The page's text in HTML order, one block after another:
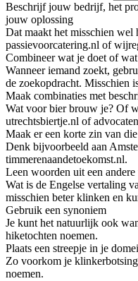
Beschrijf jouw bedrijf, het
jouw oplossing
Dat maakt het misschien wel
passievoorcatering.nl of
Combineer wat je doet of
Wanneer iemand zoekt,
de zoekopdracht. Misschien
Maak combinaties met
Wat voor bier brouw je? Of
utrechtsbiertje.nl of
Maak er een korte zin van
Denk bijvoorbeeld aan
timmerenaandetoekomst.nl.
Leen woorden uit een
Wat is de Engelse vertaling
misschien beter klinken en
Gebruik een synoniem
Je kunt het natuurlijk ook
hiketochten noemen.
Plaats een streepje in je
Zo voorkom je
noemen.